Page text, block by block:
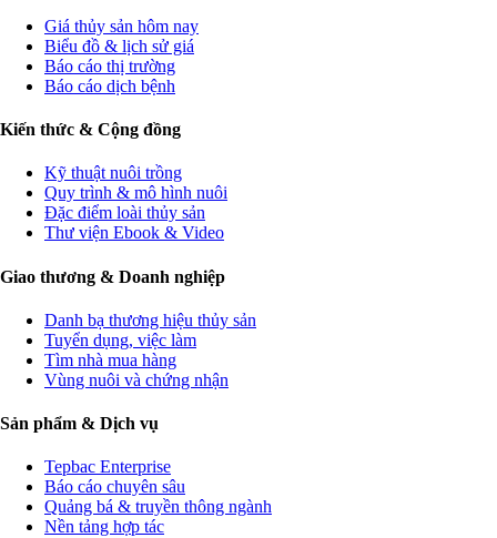
Giá thủy sản hôm nay
Biểu đồ & lịch sử giá
Báo cáo thị trường
Báo cáo dịch bệnh
Kiến thức & Cộng đồng
Kỹ thuật nuôi trồng
Quy trình & mô hình nuôi
Đặc điểm loài thủy sản
Thư viện Ebook & Video
Giao thương & Doanh nghiệp
Danh bạ thương hiệu thủy sản
Tuyển dụng, việc làm
Tìm nhà mua hàng
Vùng nuôi và chứng nhận
Sản phẩm & Dịch vụ
Tepbac Enterprise
Báo cáo chuyên sâu
Quảng bá & truyền thông ngành
Nền tảng hợp tác